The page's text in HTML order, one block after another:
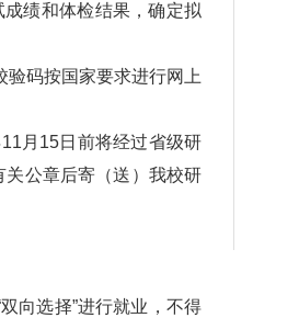
绩和体检结果，确定拟
码按国家要求进行网上
月15日前将经过省级研
公章后寄（送）我校研
向选择”进行就业，不得